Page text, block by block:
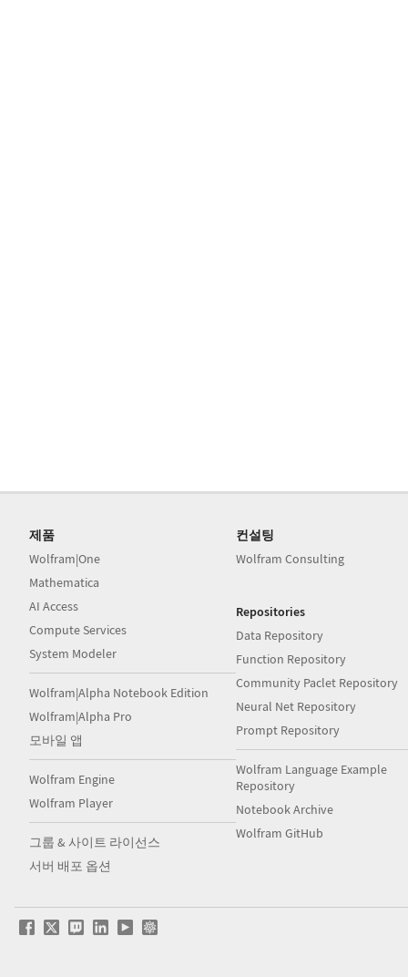
제품
Wolfram|One
Mathematica
AI Access
Compute Services
System Modeler
Wolfram|Alpha Notebook Edition
Wolfram|Alpha Pro
모바일 앱
Wolfram Engine
Wolfram Player
그룹 & 사이트 라이선스
서버 배포 옵션
컨설팅
Wolfram Consulting
Repositories
Data Repository
Function Repository
Community Paclet Repository
Neural Net Repository
Prompt Repository
Wolfram Language Example
Repository
Notebook Archive
Wolfram GitHub